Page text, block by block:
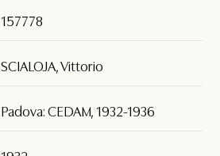
157778
SCIALOJA, Vittorio
Padova: CEDAM, 1932-1936